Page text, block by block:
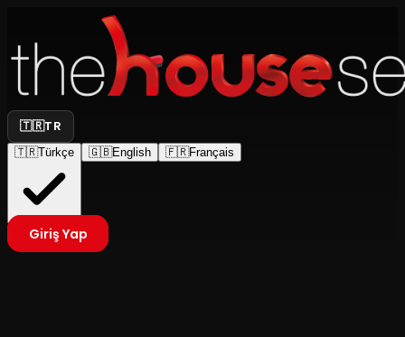
🇹🇷TR
🇹🇷Türkçe 🇬🇧English 🇫🇷Français
Giriş Yap